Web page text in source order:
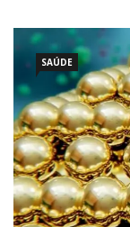
de 16 anos, de
SAÚDE